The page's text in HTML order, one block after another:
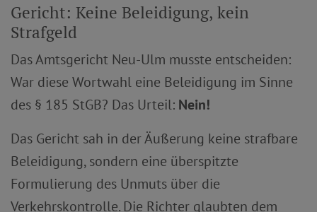
Gericht: Keine Beleidigung, kein
Strafgeld
Das Amtsgericht Neu-Ulm musste entscheiden:
War diese Wortwahl eine Beleidigung im Sinne
des § 185 StGB? Das Urteil: Nein!
Das Gericht sah in der Äußerung keine strafbare
Beleidigung, sondern eine überspitzte
Formulierung des Unmuts über die
Verkehrskontrolle. Die Richter glaubten dem